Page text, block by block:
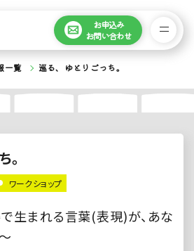
お申込み
お問い合わせ
一覧 巡る、ゆとりごっち。
。
ワークショップ
生まれる言葉(表現)が、あな